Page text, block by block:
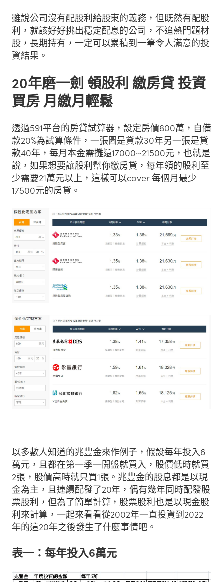
雖說公司沒有配股利給股東的義務，但既然有配股
利，就該好好挑出穩定配息的公司，不追熱門題材
股，長期持有，一定可以累積到一筆令人滿意的投
資結果。
20年磨一劍 領股利 繳房貸 投資
買房 月繳月輕鬆
透過591平台的房貸試算器，設定房價800萬，自備
款20%為試算條件，一張圖是貸款30年另一張是貸
款40年，每月本金需攤還17000~21500元，也就是
說，如果想要讓股利幫你繳房貸，每年領的股利至
少需要21萬元以上，這樣可以cover 每個月最少
17500元的房貸。
以多數人知道的兆豐金來作例子，假設每年投入6
萬元，且都在第一季一開盤就買入，股價低時就買
2張，股價高時就只買1張。兆豐金的股息都是以現
金為主，且連續配發了20年，偶有幾年同時配發股
票股利，但為了簡單計算，股票股利也是以現金股
利來計算，一起來看看從2002年一直投資到2022
年的這20年之後發生了什麼事情吧。
表一：每年投入6萬元